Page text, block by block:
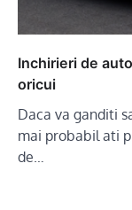
Inchirieri de
oricui
Daca va ganditi
mai probabil ati
de…